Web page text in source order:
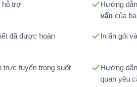
hỗ trợ Hướng
vấn của
đã được hoàn
In ấn gói
trực tuyến trong suốt
Hướng
quan yêu